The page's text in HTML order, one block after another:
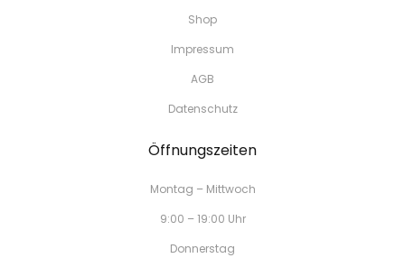
Shop
Impressum
AGB
Datenschutz
Öffnungszeiten
Montag – Mittwoch
9:00 – 19:00 Uhr
Donnerstag